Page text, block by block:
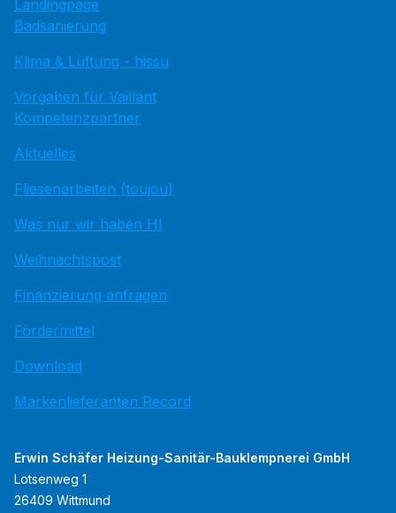
Landingpage
Badsanierung
Klima & Lüftung - hissu
Vorgaben für Vaillant
Kompetenzpartner
Aktuelles
Fliesenarbeiten (toujou)
Was nur wir haben HI
Weihnachtspost
Finanzierung anfragen
Fördermittel
Download
Markenlieferanten Record
Erwin Schäfer Heizung-Sanitär-Bauklempnerei GmbH
Lotsenweg 1
26409 Wittmund